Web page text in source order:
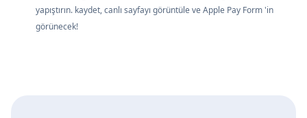
yapıştırın. kaydet, canlı sayfayı görüntüle ve Apple Pay Form 'in
görünecek!